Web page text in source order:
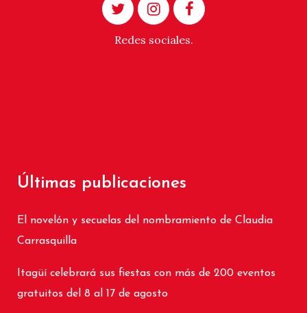
Redes sociales.
Últimas publicaciones
El novelón y secuelas del nombramiento de Claudia
Carrasquilla
Itagüí celebrará sus fiestas con más de 200 eventos
gratuitos del 8 al 17 de agosto